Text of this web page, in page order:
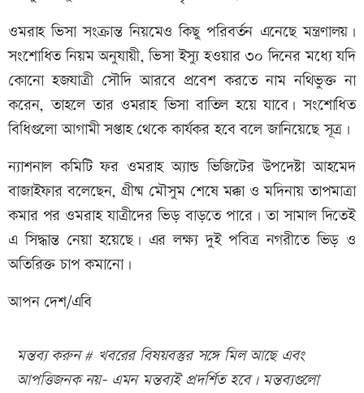
ওমরাহ ভিসা সংক্রান্ত নিয়মেও কিছু পরিবর্তন এনেছে মন্ত্রণালয়।
সংশোধিত নিয়ম অনুযায়ী, ভিসা ইস্যু হওয়ার ৩০ দিনের মধ্যে যদি
কোনো হজযাত্রী সৌদি আরবে প্রবেশ করতে নাম নথিভুক্ত না
করেন, তাহলে তার ওমরাহ ভিসা বাতিল হয়ে যাবে। সংশোধিত
বিধিগুলো আগামী সপ্তাহ থেকে কার্যকর হবে বলে জানিয়েছে সূত্র।
ন্যাশনাল কমিটি ফর ওমরাহ অ্যান্ড ভিজিটের উপদেষ্টা আহমেদ
বাজাইফার বলেছেন, গ্রীষ্ম মৌসুম শেষে মক্কা ও মদিনায় তাপমাত্রা
কমার পর ওমরাহ যাত্রীদের ভিড় বাড়তে পারে। তা সামাল দিতেই
এ সিদ্ধান্ত নেয়া হয়েছে। এর লক্ষ্য দুই পবিত্র নগরীতে ভিড় ও
অতিরিক্ত চাপ কমানো।
আপন দেশ/এবি
মন্তব্য করুন # খবরের বিষয়বস্তুর সঙ্গে মিল আছে এবং
আপত্তিজনক নয়- এমন মন্তব্যই প্রদর্শিত হবে। মন্তব্যগুলো